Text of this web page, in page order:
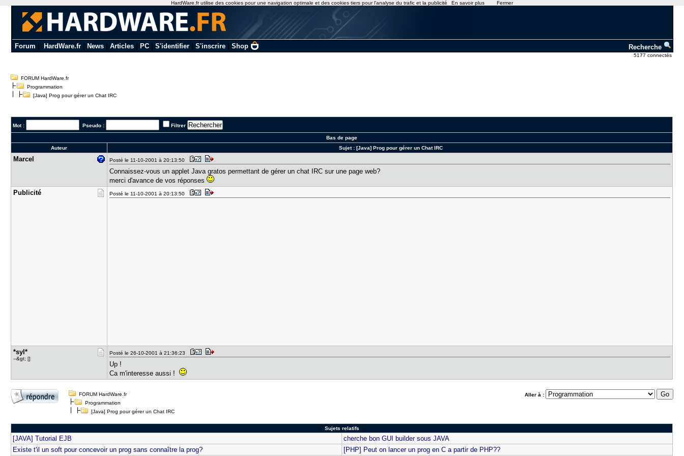
Forum HardWare.fr| News| Articles| PC| S'identifier| S'inscrire| Shop Recherche
5177 connectés
FORUM HardWare.fr
Programmation
[Java] Prog pour gérer un Chat IRC
Mot : Pseudo : Filtrer
Bas de page
Auteur
Sujet : [Java] Prog pour gérer un Chat IRC
Marcel Posté le 11-10-2001 à 20:13:50
Connaissez-vous un applet Java gratos permettant de gérer un chat IRC sur une page web?
merci d'avance de vos réponses
Publicité
Posté le 11-10-2001 à 20:13:50
*syl*
--&gt; []
Posté le 26-10-2001 à 21:36:23
Up !
Ca m'interesse aussi !
Aller à :
FORUM HardWare.fr
Programmation
[Java] Prog pour gérer un Chat IRC
Sujets relatifs
[JAVA] Tutorial EJB
cherche bon GUI builder sous JAVA
Existe t'il un soft pour concevoir un prog sans connaître la prog?
[PHP] Peut on lancer un prog en C a partir de PHP??
HardWare.fr utilise des cookies pour une navigation optimale et des cookies tiers pour l'analyse du trafic et la publicité En savoir plus Fermer